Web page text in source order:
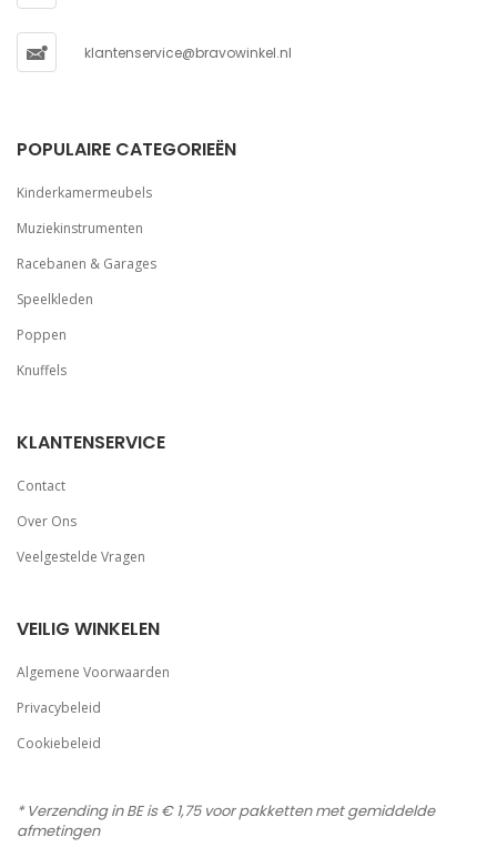
klantenservice@bravowinkel.nl
POPULAIRE CATEGORIEËN
Kinderkamermeubels
Muziekinstrumenten
Racebanen & Garages
Speelkleden
Poppen
Knuffels
KLANTENSERVICE
Contact
Over Ons
Veelgestelde Vragen
VEILIG WINKELEN
Algemene Voorwaarden
Privacybeleid
Cookiebeleid
* Verzending in BE is € 1,75 voor pakketten met gemiddelde
afmetingen